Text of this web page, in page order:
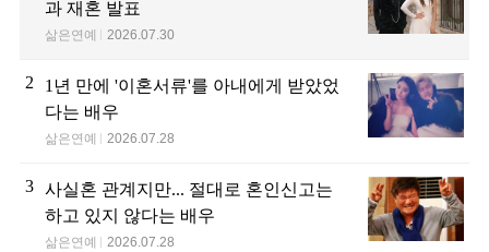
과 재혼 발표
삶은연예 2026.07.30
2
1년 만에 '이혼서류'를 아내에게 받았었
다는 배우
삶은연예 2026.07.28
3 사실혼 관계지만... 절대로 혼인신고는
하고 있지 않다는 배우
삶은연예 2026.07.28